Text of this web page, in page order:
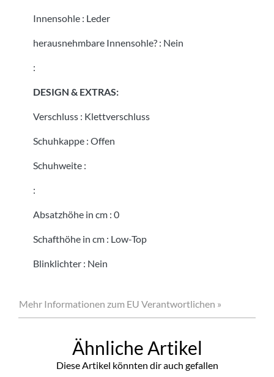
Innensohle : Leder
herausnehmbare Innensohle? : Nein
:
DESIGN & EXTRAS:
Verschluss : Klettverschluss
Schuhkappe : Offen
Schuhweite :
:
Absatzhöhe in cm : 0
Schafthöhe in cm : Low-Top
Blinklichter : Nein
Mehr Informationen zum EU Verantwortlichen »
Ähnliche Artikel
Diese Artikel könnten dir auch gefallen